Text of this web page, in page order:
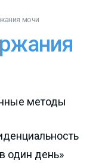
мочи
методы
один день»